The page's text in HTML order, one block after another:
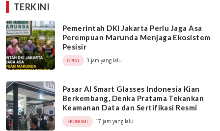
TERKINI
Pemerintah DKI Jakarta Perlu Jaga Asa
Perempuan Marunda Menjaga Ekosistem
Pesisir
OPINI 3 jam yang lalu
Pasar AI Smart Glasses Indonesia Kian
Berkembang, Denka Pratama Tekankan
Keamanan Data dan Sertifikasi Resmi
EKONOMI 17 jam yang lalu